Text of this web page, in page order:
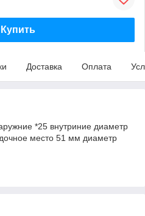
Купить
Доставка Оплата
*25 внутриние диаметр
место 51 мм диаметр